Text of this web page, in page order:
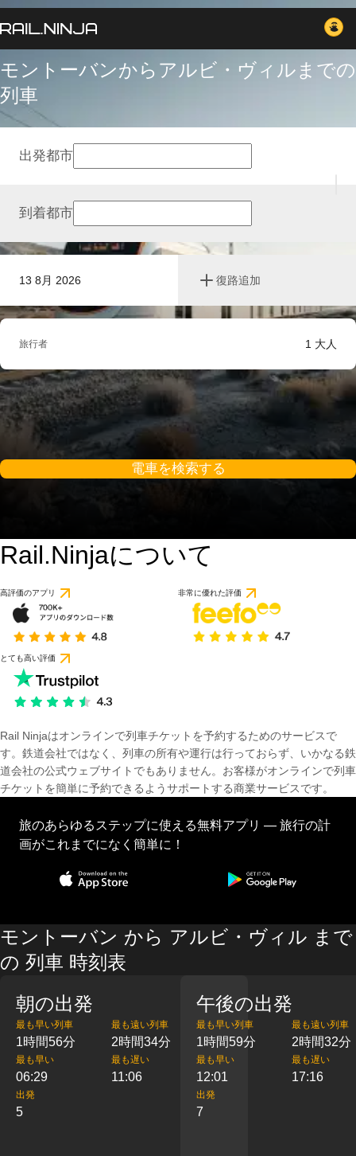
モントーバンからアルビ・ヴィルまでの
列車
13 8月 2026 復路追加
出発都市
到着都市
旅行者 1 大人
電車を検索する
Rail.Ninjaについて
高評価のアプリ 非常に優れた評価
とても高い評価
Rail Ninjaはオンラインで列車チケットを予約するためのサービスで
す。鉄道会社ではなく、列車の所有や運行は行っておらず、いかなる鉄
道会社の公式ウェブサイトでもありません。お客様がオンラインで列車
チケットを簡単に予約できるようサポートする商業サービスです。
旅のあらゆるステップに使える無料アプリ — 旅行の計
画がこれまでになく簡単に！
モントーバン から アルビ・ヴィル まで
の 列車 時刻表
朝の出発
最も早い列車
1時間56分
最も遠い列車
2時間34分
最も早い
06:29
最も遅い
11:06
出発
5
午後の出発
最も早い列車
1時間59分
最も遠い列車
2時間32分
最も早い
12:01
最も遅い
17:16
出発
7